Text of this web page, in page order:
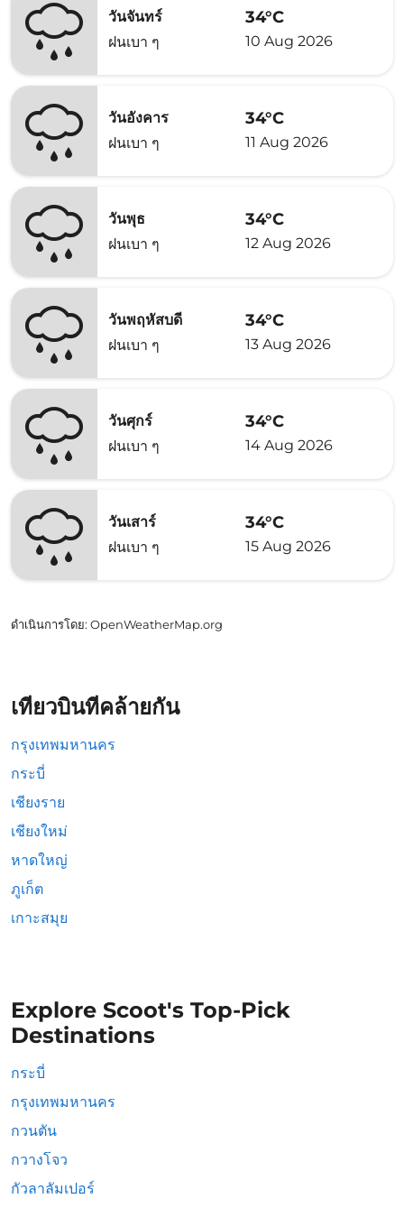
วันจันทร์
ฝนเบา ๆ
34°C
10 Aug 2026
วันอังคาร
ฝนเบา ๆ
34°C
11 Aug 2026
วันพุธ
ฝนเบา ๆ
34°C
12 Aug 2026
วันพฤหัสบดี
ฝนเบา ๆ
34°C
13 Aug 2026
วันศุกร์
ฝนเบา ๆ
34°C
14 Aug 2026
วันเสาร์
ฝนเบา ๆ
34°C
15 Aug 2026
ดำเนินการโดย: OpenWeatherMap.org
เที่ยวบินที่คล้ายกัน
กรุงเทพมหานคร
กระบี่
เชียงราย
เชียงใหม่
หาดใหญ่
ภูเก็ต
เกาะสมุย
Explore Scoot's Top-Pick
Destinations
กระบี่
กรุงเทพมหานคร
กวนตัน
กวางโจว
กัวลาลัมเปอร์